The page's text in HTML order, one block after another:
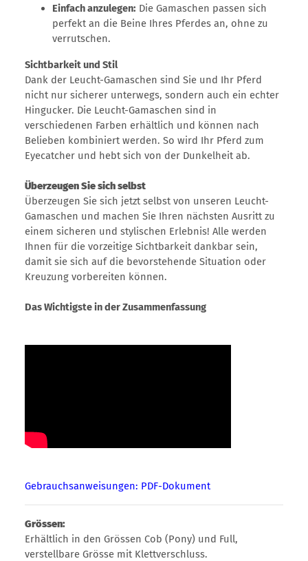
Einfach anzulegen: Die Gamaschen passen sich
perfekt an die Beine Ihres Pferdes an, ohne zu
verrutschen.
Sichtbarkeit und Stil
Dank der Leucht-Gamaschen sind Sie und Ihr Pferd
nicht nur sicherer unterwegs, sondern auch ein echter
Hingucker. Die Leucht-Gamaschen sind in
verschiedenen Farben erhältlich und können nach
Belieben kombiniert werden. So wird Ihr Pferd zum
Eyecatcher und hebt sich von der Dunkelheit ab.
Überzeugen Sie sich selbst
Überzeugen Sie sich jetzt selbst von unseren Leucht-
Gamaschen und machen Sie Ihren nächsten Ausritt zu
einem sicheren und stylischen Erlebnis! Alle werden
Ihnen für die vorzeitige Sichtbarkeit dankbar sein,
damit sie sich auf die bevorstehende Situation oder
Kreuzung vorbereiten können.
Das Wichtigste in der Zusammenfassung
Gebrauchsanweisungen: PDF-Dokument
Grössen:
Erhältlich in den Grössen Cob (Pony) und Full,
verstellbare Grösse mit Klettverschluss.